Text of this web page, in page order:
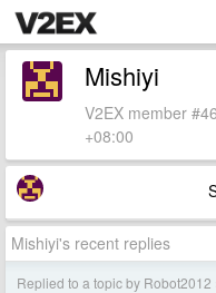
Mishiyi
V2EX member
+08:00
Mishiyi's recent replies
Replied to a topic by Robot2012